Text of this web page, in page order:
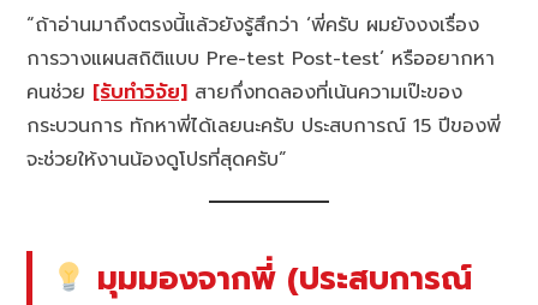
“ถ้าอ่านมาถึงตรงนี้แล้วยังรู้สึกว่า ‘พี่ครับ ผมยังงงเรื่อง
การวางแผนสถิติแบบ Pre-test Post-test’ หรืออยากหา
คนช่วย [รับทำวิจัย] สายกึ่งทดลองที่เน้นความเป๊ะของ
กระบวนการ ทักหาพี่ได้เลยนะครับ ประสบการณ์ 15 ปีของพี่
จะช่วยให้งานน้องดูโปรที่สุดครับ”
มุมมองจากพี่ (ประสบการณ์